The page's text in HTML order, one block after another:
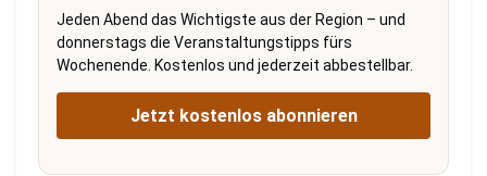
Jeden Abend das Wichtigste aus der Region – und
donnerstags die Veranstaltungstipps fürs
Wochenende. Kostenlos und jederzeit abbestellbar.
Jetzt kostenlos abonnieren